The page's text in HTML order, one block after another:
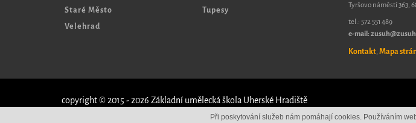
Staré Město
Tupesy
Velehrad
Tyršovo náměstí 363,
tel.: 572 551 489​
e-mail:
Kontakt, Mapa
copyright © 2015 - 2026 Základní umělecká škola Uherské Hradiště
Při poskytování služeb nám pomáhají cookies. Používáním